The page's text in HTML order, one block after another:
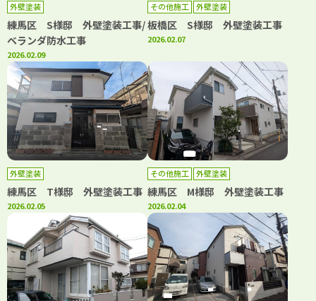
外壁塗装
練馬区 S様邸 外壁塗装工事/
ベランダ防水工事
2026.02.09
その他施工 外壁塗装
板橋区 S様邸 外壁塗装工事
2026.02.07
外壁塗装
練馬区 T様邸 外壁塗装工事
2026.02.05
その他施工 外壁塗装
練馬区 M様邸 外壁塗装工事
2026.02.04